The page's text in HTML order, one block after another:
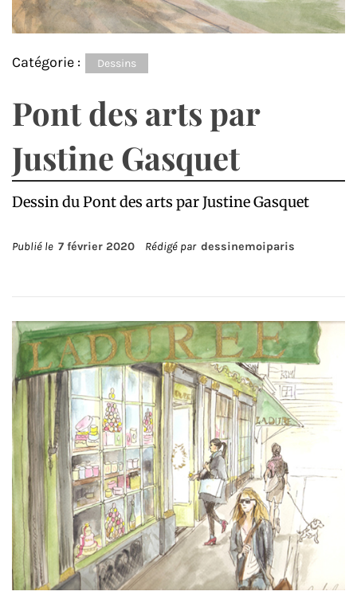
Catégorie : Dessins
Pont des arts par
Justine Gasquet
Dessin du Pont des arts par Justine Gasquet
Publié le 7 février 2020 Rédigé par dessinemoiparis